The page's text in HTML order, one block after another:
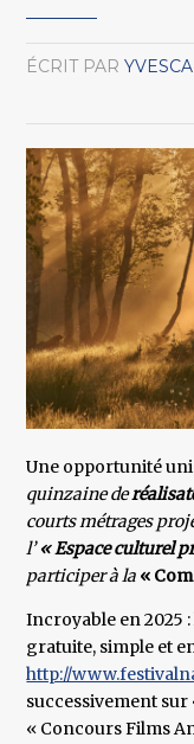
ÉCRIT PAR
Une opportunité
quinzaine de
courts métrages
l’ « Espace culturel
participer à la «
Incroyable en 2025
gratuite, simple et
http://
successivement
« Concours Films